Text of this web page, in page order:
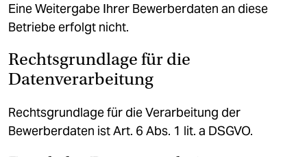
Eine Weitergabe Ihrer Bewerberdaten an diese
Betriebe erfolgt nicht.
Rechtsgrundlage für die
Datenverarbeitung
Rechtsgrundlage für die Verarbeitung der
Bewerberdaten ist Art. 6 Abs. 1 lit. a DSGVO.